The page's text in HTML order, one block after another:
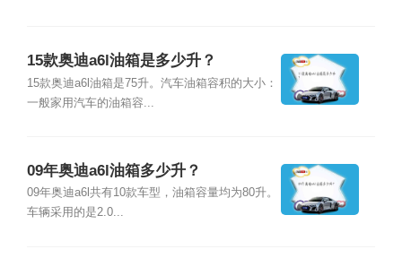
15款奥迪a6l油箱是多少升？
15款奥迪a6l油箱是75升。汽车油箱容积的大小：
一般家用汽车的油箱容...
09年奥迪a6l油箱多少升？
09年奥迪a6l共有10款车型，油箱容量均为80升。
车辆采用的是2.0...